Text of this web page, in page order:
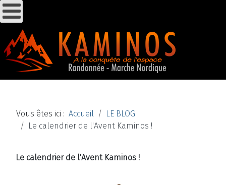
Vous êtes ici : Accueil
LE BLOG
Le calendrier de l'Avent Kaminos !
Le calendrier de l'Avent Kaminos !